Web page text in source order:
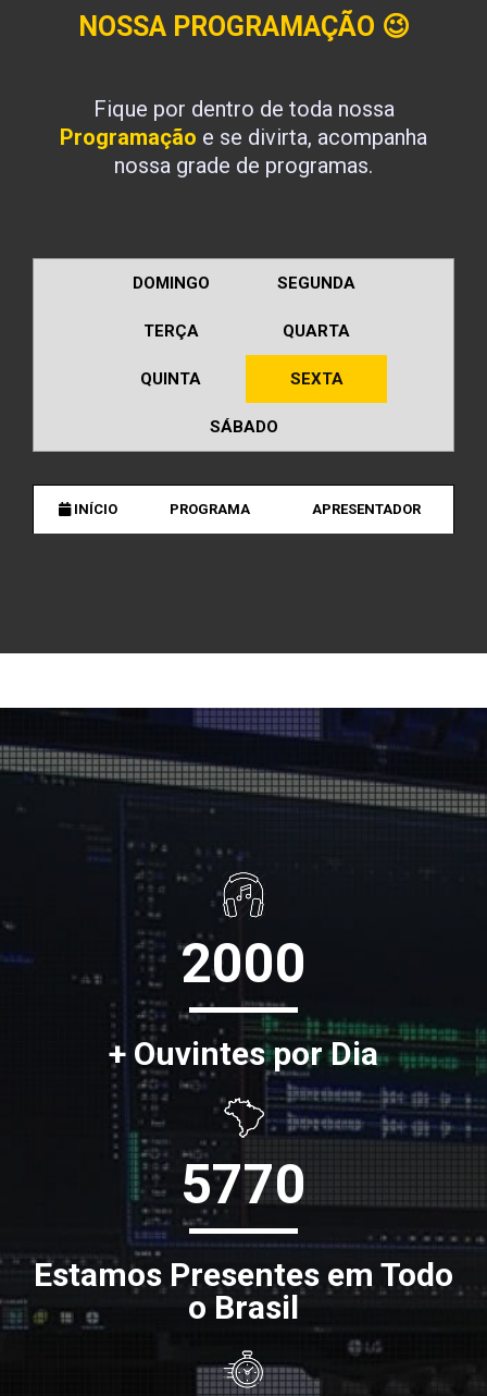
NOSSA PROGRAMAÇÃO 😉
Fique por dentro de toda nossa
Programação e se divirta, acompanha
nossa grade de programas.
DOMINGO SEGUNDA
TERÇA QUARTA
QUINTA SEXTA
SÁBADO
INÍCIO PROGRAMA APRESENTADOR
2000
+ Ouvintes por Dia
5770
Estamos Presentes em Todo
o Brasil